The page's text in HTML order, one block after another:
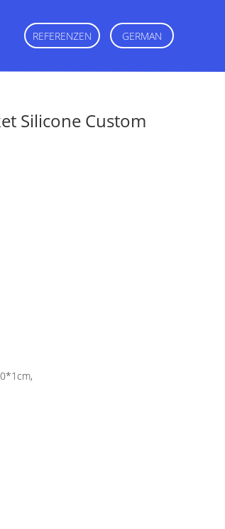
REFERENZEN GERMAN
Silicone Custom